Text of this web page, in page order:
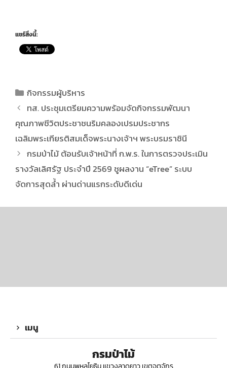
แชร์สิ่งนี้:
กิจกรรมผู้บริหาร
ทส. ประชุมเตรียมความพร้อมจัดกิจกรรมพัฒนา
คุณภาพชีวิตประชาชนริมคลองเปรมประชากร
เฉลิมพระเกียรติสมเด็จพระนางเจ้าฯ พระบรมราชินี
กรมป่าไม้ ต้อนรับเจ้าหน้าที่ ก.พ.ร. ในการตรวจประเมิน
รางวัลเลิศรัฐ ประจำปี 2569 ชูผลงาน “eTree” ระบบ
จัดการสุดล้ำ ผ่านด่านแรกระดับดีเด่น
เมนู
กรมป่าไม้